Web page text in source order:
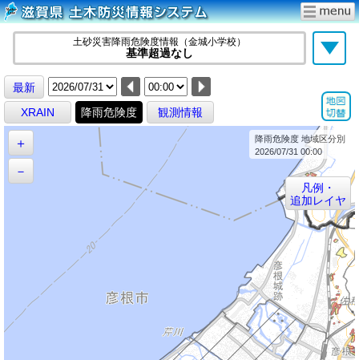
土砂災害降雨危険度情報（金城小学校）
基準超過なし
最新
XRAIN
降雨危険度 観測情報
＋
－
降雨危険度 地域区分別
2026/07/31 00:00
凡例・
追加レイヤ